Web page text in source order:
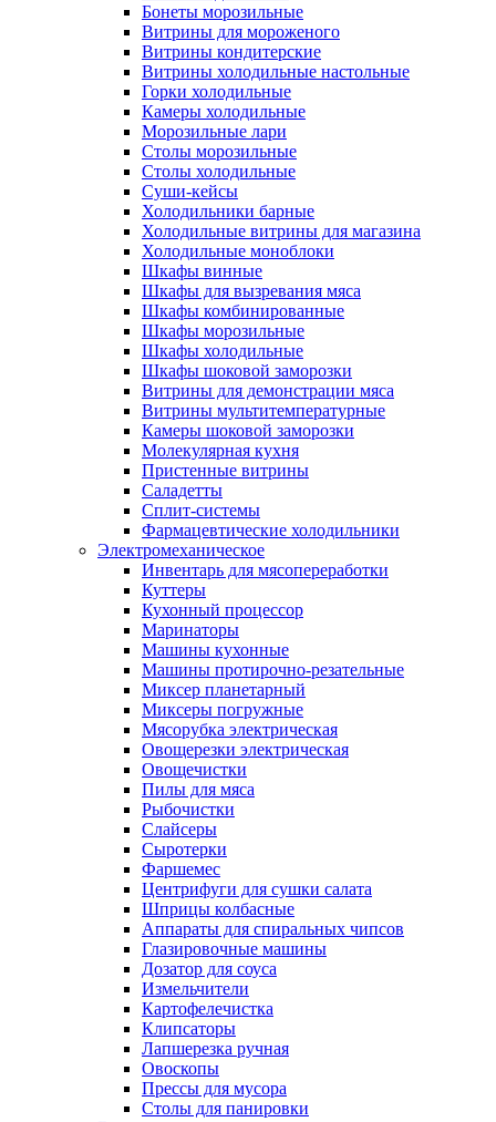
Бонеты морозильные
Витрины для мороженого
Витрины кондитерские
Витрины холодильные настольные
Горки холодильные
Камеры холодильные
Морозильные лари
Столы морозильные
Столы холодильные
Суши-кейсы
Холодильники барные
Холодильные витрины для магазина
Холодильные моноблоки
Шкафы винные
Шкафы для вызревания мяса
Шкафы комбинированные
Шкафы морозильные
Шкафы холодильные
Шкафы шоковой заморозки
Витрины для демонстрации мяса
Витрины мультитемпературные
Камеры шоковой заморозки
Молекулярная кухня
Пристенные витрины
Саладетты
Сплит-системы
Фармацевтические холодильники
Электромеханическое
Инвентарь для мясопереработки
Куттеры
Кухонный процессор
Маринаторы
Машины кухонные
Машины протирочно-резательные
Миксер планетарный
Миксеры погружные
Мясорубка электрическая
Овощерезки электрическая
Овощечистки
Пилы для мяса
Рыбочистки
Слайсеры
Сыротерки
Фаршемес
Центрифуги для сушки салата
Шприцы колбасные
Аппараты для спиральных чипсов
Глазировочные машины
Дозатор для соуса
Измельчители
Картофелечистка
Клипсаторы
Лапшерезка ручная
Овоскопы
Прессы для мусора
Столы для панировки